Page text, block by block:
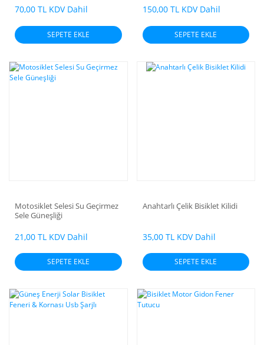
70,00 TL KDV Dahil
SEPETE EKLE
150,00 TL KDV Dahil
SEPETE EKLE
Motosiklet Selesi Su Geçirmez
Sele Güneşliği
21,00 TL KDV Dahil
SEPETE EKLE
Anahtarlı Çelik Bisiklet Kilidi
35,00 TL KDV Dahil
SEPETE EKLE